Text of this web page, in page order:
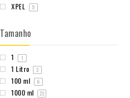
XPEL 5
Tamanho
1 1
1 Litro 3
100 ml 6
1000 ml 22